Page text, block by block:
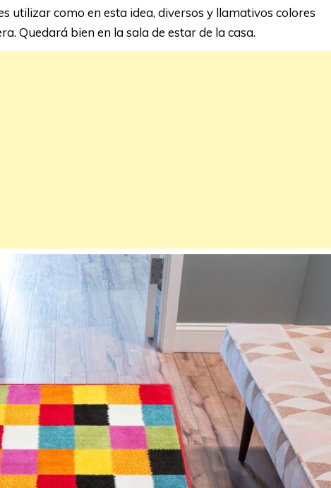
utilizar como en esta idea, diversos y llamativos colores
Quedará bien en la sala de estar de la casa.